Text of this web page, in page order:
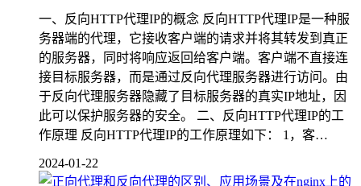
一、反向HTTP代理IP的概念 反向HTTP代理IP是一种服
务器端的代理，它接收客户端的请求并将其转发到真正
的服务器，同时将响应返回给客户端。客户端不直接连
接目标服务器，而是通过反向代理服务器进行访问。由
于反向代理服务器隐藏了目标服务器的真实IP地址，因
此可以保护服务器的安全。 二、反向HTTP代理IP的工
作原理 反向HTTP代理IP的工作原理如下： 1，客…
2024-01-22